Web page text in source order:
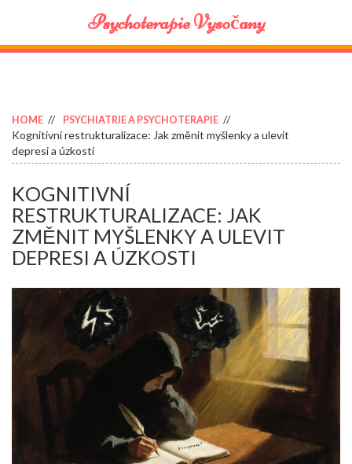
Psychoterapie Vysočany
HOME PSYCHIATRIE A PSYCHOTERAPIE
Kognitivní restrukturalizace: Jak změnit myšlenky a ulevit
depresi a úzkosti
KOGNITIVNÍ
RESTRUKTURALIZACE: JAK
ZMĚNIT MYŠLENKY A ULEVIT
DEPRESI A ÚZKOSTI